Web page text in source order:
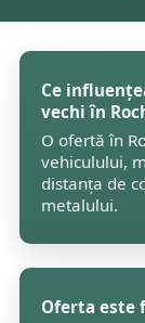
Ce
vechi în
O ofertă în
vehiculului,
distanța de
metalului.
Oferta este